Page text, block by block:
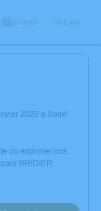
E-mail Lien
2022 à Saint-
ou exprimer vos
BRIDIER.